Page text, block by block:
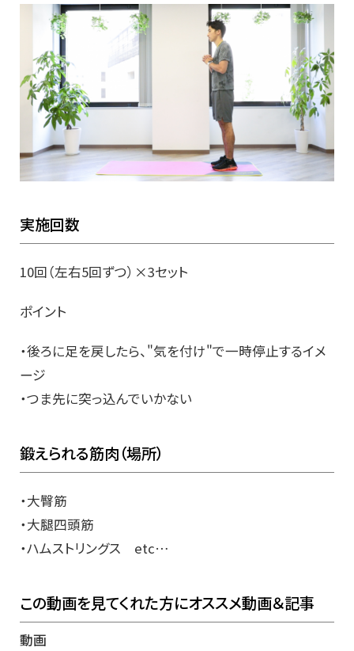
実施回数
10回（左右5回ずつ）×3セット
ポイント
・後ろに足を戻したら、"気を付け"で一時停止するイメ
ージ
・つま先に突っ込んでいかない
鍛えられる筋肉（場所）
・大臀筋
・大腿四頭筋
・ハムストリングス etc…
この動画を見てくれた方にオススメ動画＆記事
動画